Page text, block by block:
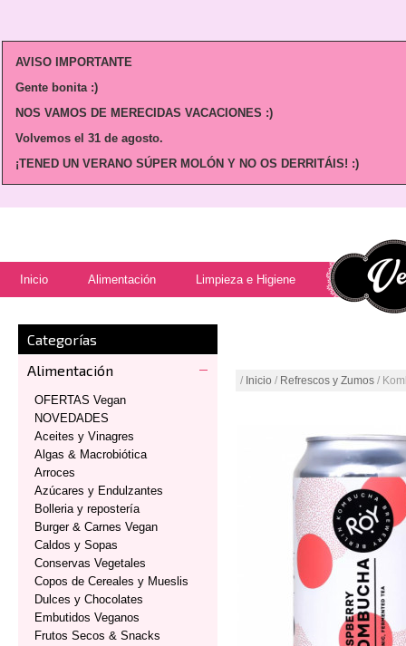
AVISO IMPORTANTE
Gente bonita :)
NOS VAMOS DE MERECIDAS VACACIONES :)
Volvemos el 31 de agosto.
¡TENED UN VERANO SÚPER MOLÓN Y NO OS DERRITÁIS! :)
Inicio Alimentación Limpieza e Higiene
Categorías
Alimentación
OFERTAS Vegan
NOVEDADES
Aceites y Vinagres
Algas & Macrobiótica
Arroces
Azúcares y Endulzantes
Bolleria y repostería
Burger & Carnes Vegan
Caldos y Sopas
Conservas Vegetales
Copos de Cereales y Mueslis
Dulces y Chocolates
Embutidos Veganos
Frutos Secos & Snacks
/ Inicio / Refrescos y Zumos /